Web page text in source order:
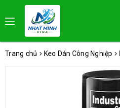
Trang chủ Keo Dán Công Nghiệp